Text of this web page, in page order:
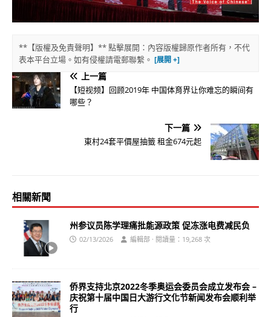
**【版權及免責聲明】** 點擊展開：內容版權歸原作者所有，不代
表本平台立場。如有侵權請電郵聯繫。
上一篇
【短视频】回顾2019年 中国体育界让你难忘的瞬间有
哪些？
下一篇
東村24套平價屋抽籤 租金674元起
相關新聞
州参议员陈学理痛批能源政策 促冻涨电费减民负
02/13/2026 編輯部 · 閱讀量：19,268 次
侨界支持北京2022冬季奥运会委员会成立发布会 –
庆祝第十届中国日大游行文化节新闻发布会顺利举
行